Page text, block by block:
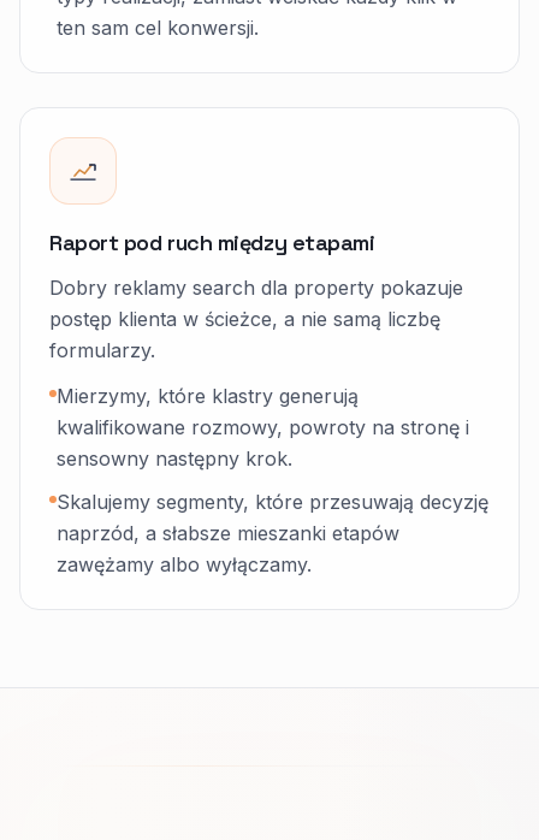
ten sam cel konwersji.
Raport pod ruch między etapami
Dobry reklamy search dla property pokazuje
postęp klienta w ścieżce, a nie samą liczbę
formularzy.
Mierzymy, które klastry generują
kwalifikowane rozmowy, powroty na stronę i
sensowny następny krok.
Skalujemy segmenty, które przesuwają decyzję
naprzód, a słabsze mieszanki etapów
zawężamy albo wyłączamy.